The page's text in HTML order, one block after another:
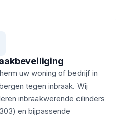
uw woning of bedrijf in
tegen inbraak. Wij
inbraakwerende cilinders
en bijpassende